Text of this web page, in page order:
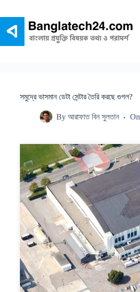
সমুদ্রে ভাসমান ডেটা সেন্টার তৈরি করছে গুগল?
By আরাফাত বিন সুলতান On